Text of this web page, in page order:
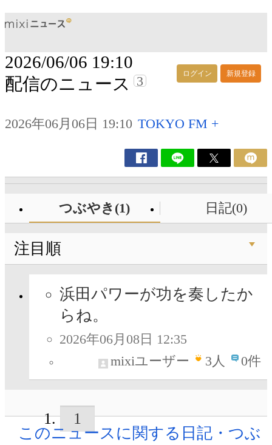
ログイン 新規登録
2026/06/06 19:10
配信のニュース
3
2026年06月06日 19:10 TOKYO FM +
つぶやき(1) 日記(0)
注目順
浜田パワーが功を奏したか
らね。
2026年06月08日 12:35
mixiユーザー
3人 0件
1
このニュースに関する日記・つぶ